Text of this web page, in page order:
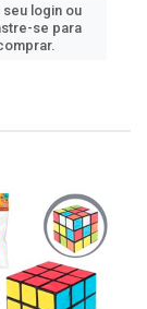
seu login ou
se para